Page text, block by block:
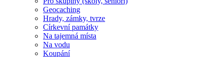
Geocaching
Hrady, zámky, tvrze
Církevní památky
Na tajemná místa
Na vodu
Koupání